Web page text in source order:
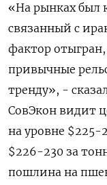
«На рынках был
связанный с
фактор
привычные
тренду», -
СовЭкон видит
на уровне $225-
$226-230 за
пошлина на